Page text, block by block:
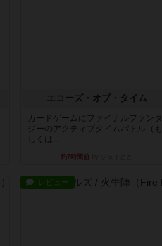
エコーズ・オブ・タイム
カードゲームにファイナルファンタ
ジーのアクティブタイムバトル（も
しくは...
約7時間前
レビュー